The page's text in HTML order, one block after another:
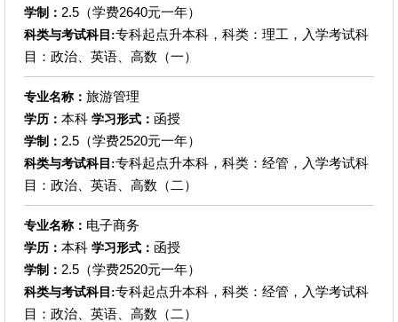
学制： 2.5（学费2640元一年）
科类与考试科目:专科起点升本科，科类：理工，入学考试科
目：政治、英语、高数（一）
专业名称： 旅游管理
学历： 本科 学习形式： 函授
学制： 2.5（学费2520元一年）
科类与考试科目:专科起点升本科，科类：经管，入学考试科
目：政治、英语、高数（二）
专业名称： 电子商务
学历： 本科 学习形式： 函授
学制： 2.5（学费2520元一年）
科类与考试科目:专科起点升本科，科类：经管，入学考试科
目：政治、英语、高数（二）